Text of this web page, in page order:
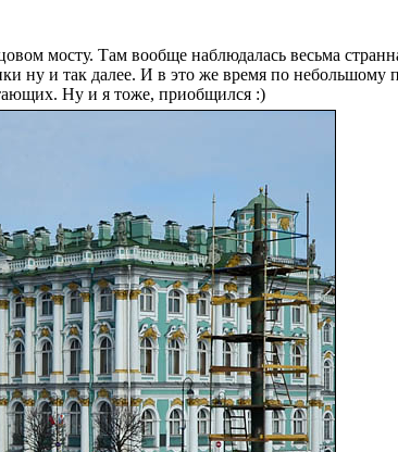
мосту. Там вообще наблюдалась весьма
ну и так далее. И в это же время по небольшому
Ну и я тоже, приобщился :)